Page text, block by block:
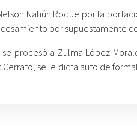
Nahún Roque por la
por supuestamente
procesó a Zulma López
Cerrato, se le dicta auto de